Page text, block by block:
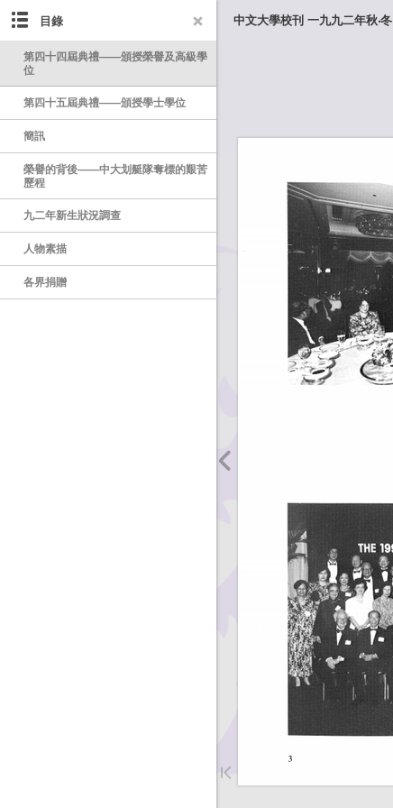
中文大學校刊 一九九二年秋‧冬
目錄
第四十四屆典禮——頒授榮譽及高級學
位
第四十五屆典禮——頒授學士學位
簡訊
榮譽的背後——中大划艇隊奪標的艱苦
歷程
九二年新生狀況調查
人物素描
各界捐贈